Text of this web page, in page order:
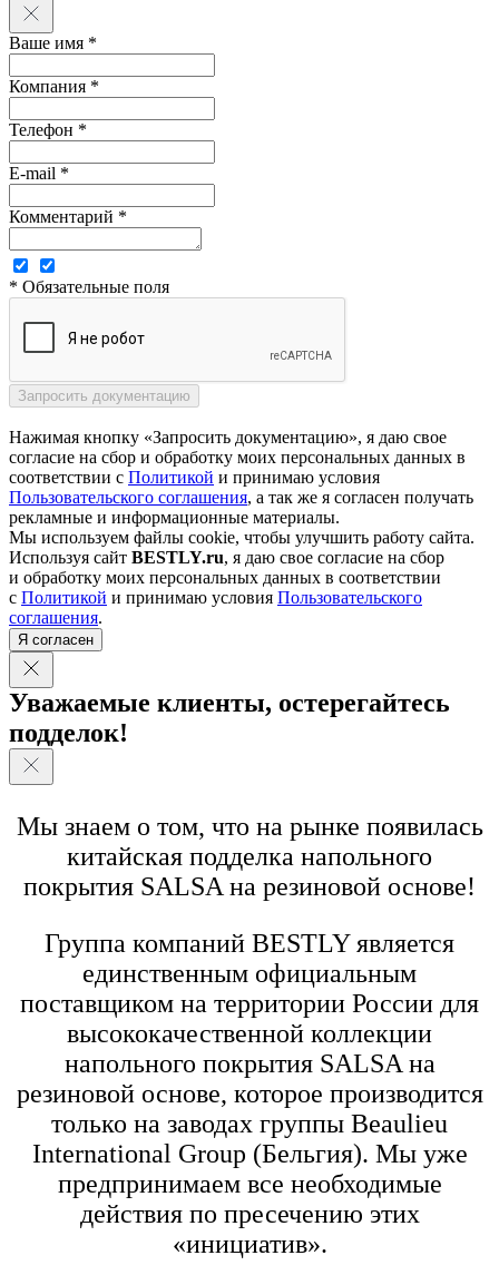
Ваше имя *
Компания *
Телефон *
E-mail *
Комментарий *
* Обязательные поля
Нажимая кнопку «Запросить документацию», я даю свое
согласие на сбор и обработку моих персональных данных в
соответствии с Политикой и принимаю условия
Пользовательского соглашения, а так же я согласен получать
рекламные и информационные материалы.
Мы используем файлы cookie, чтобы улучшить работу сайта.
Используя сайт BESTLY.ru, я даю свое согласие на сбор
и обработку моих персональных данных в соответствии
с Политикой и принимаю условия Пользовательского
соглашения.
Я согласен
Уважаемые клиенты, остерегайтесь
подделок!
Мы знаем о том, что на рынке появилась
китайская подделка напольного
покрытия SALSA на резиновой основе!
Группа компаний BESTLY является
единственным официальным
поставщиком на территории России для
высококачественной коллекции
напольного покрытия SALSA на
резиновой основе, которое производится
только на заводах группы Beaulieu
International Group (Бельгия). Мы уже
предпринимаем все необходимые
действия по пресечению этих
«инициатив».